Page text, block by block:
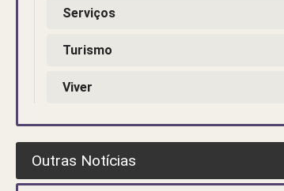
Serviços
Turismo
Viver
Outras Notícias